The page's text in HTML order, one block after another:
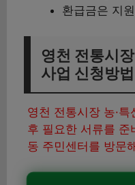
환급금은 지
영천 전통시
사업 신청방법
영천 전통시장 농·
후 필요한 서류를 준
동 주민센터를 방문